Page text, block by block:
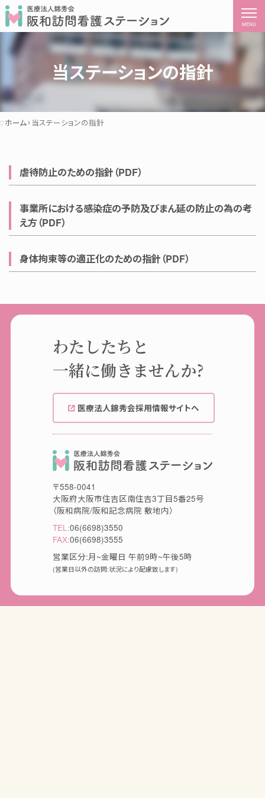
MENU
当ステーションの指針
ホーム 当ステーションの指針
虐待防止のための指針（PDF）
事業所における感染症の予防及びまん延の防止の為の考
え方（PDF）
身体拘束等の適正化のための指針（PDF）
わたしたちと
一緒に働きませんか?
医療法人錦秀会採用情報サイトへ
〒558-0041
大阪府大阪市住吉区南住吉3丁目5番25号
（阪和病院/阪和記念病院 敷地内）
TEL:06(6698)3550
FAX:06(6698)3555
営業区分:月~金曜日 午前9時~午後5時
(営業日以外の訪問:状況により配慮致します)